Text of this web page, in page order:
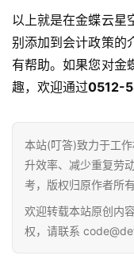
快
讯
答
以上就是在金蝶云星
别添加到会计政策的
有帮助。如果您对金
趣，欢迎通过0512-
本站(叮答)致力于工
升效率、减少重复劳
考，版权归原作者所有
欢迎转载本站原创内
权，请联系